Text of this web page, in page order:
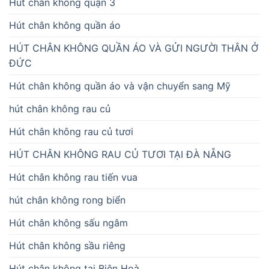
Hút chân không quận 3
Hút chân không quần áo
HÚT CHÂN KHÔNG QUẦN ÁO VÀ GỬI NGƯỜI THÂN Ở
ĐỨC
Hút chân không quần áo và vận chuyển sang Mỹ
hút chân không rau củ
Hút chân không rau củ tươi
HÚT CHÂN KHÔNG RAU CỦ TƯƠI TẠI ĐÀ NẴNG
Hút chân không rau tiến vua
hút chân không rong biển
Hút chân không sấu ngâm
Hút chân không sầu riêng